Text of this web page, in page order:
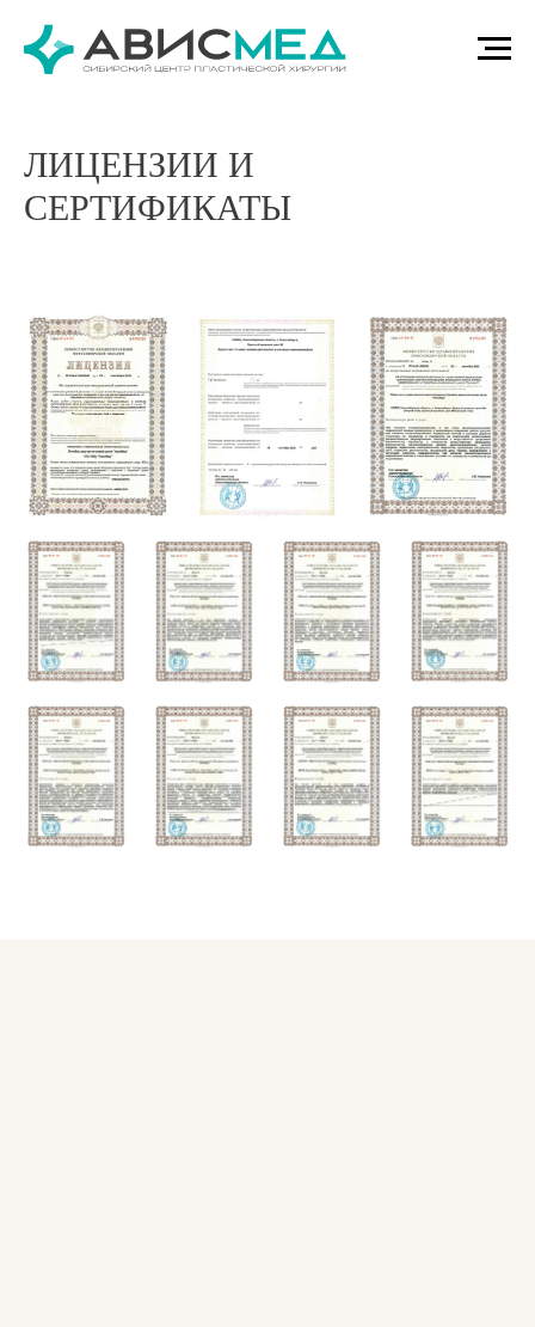
ЛИЦЕНЗИИ И
СЕРТИФИКАТЫ